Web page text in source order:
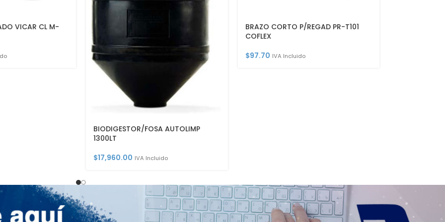
VICAR CL M-
BIODIGESTOR/FOSA AUTOLIMP
1300LT
$17,960.00 IVA Incluido
BRAZO CORTO P/REGAD PR-T101
COFLEX
$97.70 IVA Incluido